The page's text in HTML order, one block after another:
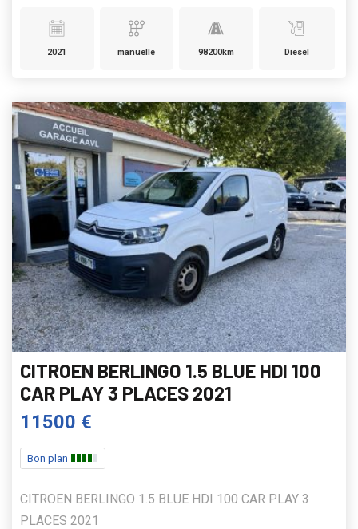
2021 manuelle 98200km Diesel
CITROEN BERLINGO 1.5 BLUE HDI 100
CAR PLAY 3 PLACES 2021
11500 €
Bon plan
CITROEN BERLINGO 1.5 BLUE HDI 100 CAR PLAY 3
PLACES 2021